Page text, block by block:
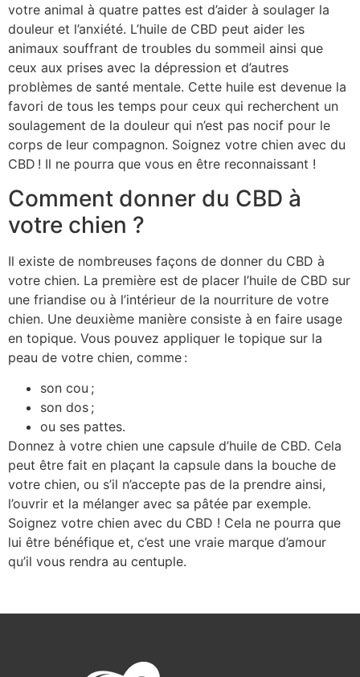
votre animal à quatre pattes est d’aider à soulager la
douleur et l’anxiété. L’huile de CBD peut aider les
animaux souffrant de troubles du sommeil ainsi que
ceux aux prises avec la dépression et d’autres
problèmes de santé mentale. Cette huile est devenue la
favori de tous les temps pour ceux qui recherchent un
soulagement de la douleur qui n’est pas nocif pour le
corps de leur compagnon. Soignez votre chien avec du
CBD ! Il ne pourra que vous en être reconnaissant !
Comment donner du CBD à
votre chien ?
Il existe de nombreuses façons de donner du CBD à
votre chien. La première est de placer l’huile de CBD sur
une friandise ou à l’intérieur de la nourriture de votre
chien. Une deuxième manière consiste à en faire usage
en topique. Vous pouvez appliquer le topique sur la
peau de votre chien, comme :
son cou ;
son dos ;
ou ses pattes.
Donnez à votre chien une capsule d’huile de CBD. Cela
peut être fait en plaçant la capsule dans la bouche de
votre chien, ou s’il n’accepte pas de la prendre ainsi,
l’ouvrir et la mélanger avec sa pâtée par exemple.
Soignez votre chien avec du CBD ! Cela ne pourra que
lui être bénéfique et, c’est une vraie marque d’amour
qu’il vous rendra au centuple.